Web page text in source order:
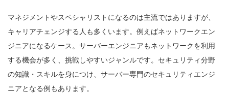
マネジメントやスペシャリストになるのは主流ではありますが、
キャリアチェンジする人も多くいます。例えばネットワークエン
ジニアになるケース。サーバーエンジニアもネットワークを利用
する機会が多く、挑戦しやすいジャンルです。セキュリティ分野
の知識・スキルを身につけ、サーバー専門のセキュリティエンジ
ニアとなる例もあります。